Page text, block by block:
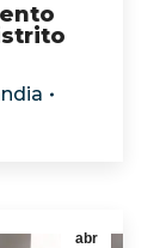
abr